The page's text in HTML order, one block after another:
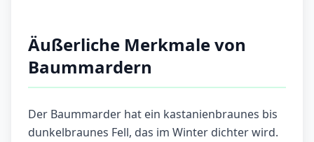
Äußerliche Merkmale von
Baummardern
Der Baummarder hat ein kastanienbraunes bis
dunkelbraunes Fell, das im Winter dichter wird.